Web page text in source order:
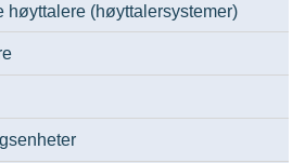
høyttalere (høyttalersystemer)